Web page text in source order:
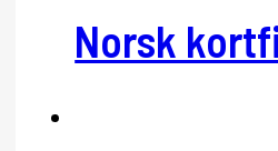
Norsk